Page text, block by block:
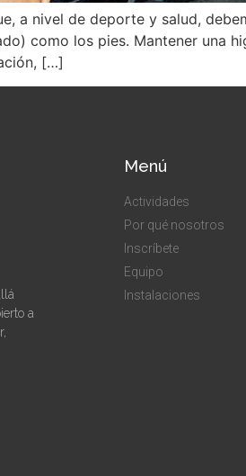
a nivel de deporte y salud,
como los pies. Mantener una
[…]
a
Menú
Actividades
Por qué nosotros
Inscríbete
Equipo
Instalaciones